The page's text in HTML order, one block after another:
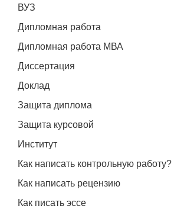
ВУЗ
Дипломная работа
Дипломная работа МВА
Диссертация
Доклад
Защита диплома
Защита курсовой
Институт
Как написать контрольную работу?
Как написать рецензию
Как писать эссе